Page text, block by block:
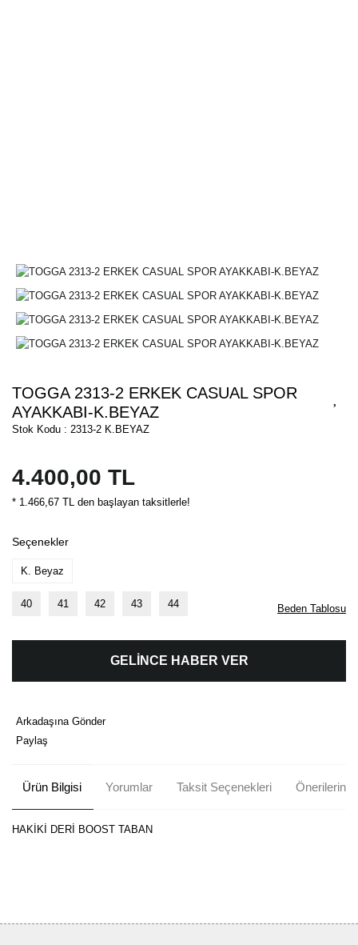
TOGGA 2313-2 ERKEK CASUAL SPOR
AYAKKABI-K.BEYAZ
Stok Kodu : 2313-2 K.BEYAZ
4.400,00 TL
* 1.466,67 TL den başlayan taksitlerle!
Seçenekler
K. Beyaz
40 41 42 43 44 Beden Tablosu
GELİNCE HABER VER
Arkadaşına Gönder
Paylaş
Ürün Bilgisi Yorumlar Taksit Seçenekleri Önerileriniz
HAKİKİ DERİ BOOST TABAN